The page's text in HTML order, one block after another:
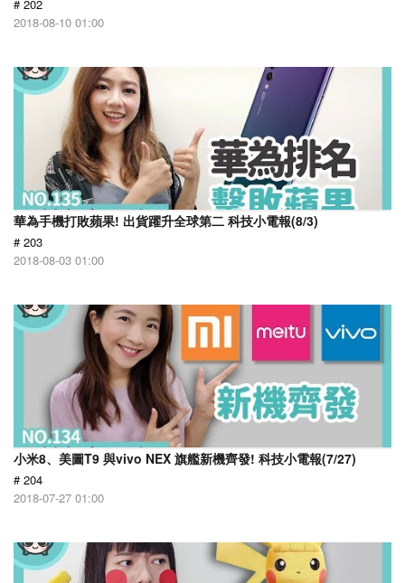
# 202
2018-08-10 01:00
華為手機打敗蘋果! 出貨躍升全球第二 科技小電報(8/3)
# 203
2018-08-03 01:00
小米8、美圖T9 與vivo NEX 旗艦新機齊發! 科技小電報(7/27)
# 204
2018-07-27 01:00